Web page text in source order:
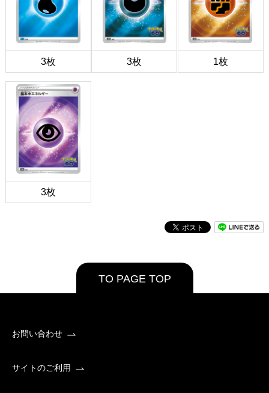
3枚 3枚 1枚
3枚
TO PAGE TOP
お問い合わせ
サイトのご利用